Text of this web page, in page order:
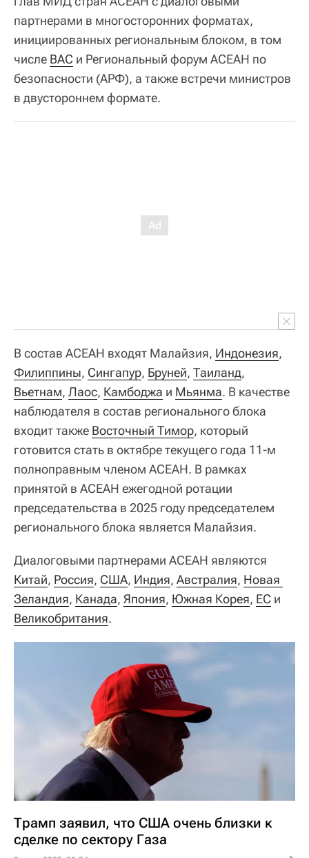
партнерами в многосторонних форматах,
инициированных региональным блоком, в том
числе ВАС и Региональный форум АСЕАН по
безопасности (АРФ), а также встречи министров
в двустороннем формате.
В состав АСЕАН входят Малайзия, Индонезия,
Филиппины, Сингапур, Бруней, Таиланд,
Вьетнам, Лаос, Камбоджа и Мьянма. В качестве
наблюдателя в состав регионального блока
входит также Восточный Тимор, который
готовится стать в октябре текущего года 11-м
полноправным членом АСЕАН. В рамках
принятой в АСЕАН ежегодной ротации
председательства в 2025 году председателем
регионального блока является Малайзия.
Диалоговыми партнерами АСЕАН являются
Китай, Россия, США, Индия, Австралия, Новая
Зеландия, Канада, Япония, Южная Корея, ЕС и
Великобритания.
Трамп заявил, что США очень близки к
сделке по сектору Газа